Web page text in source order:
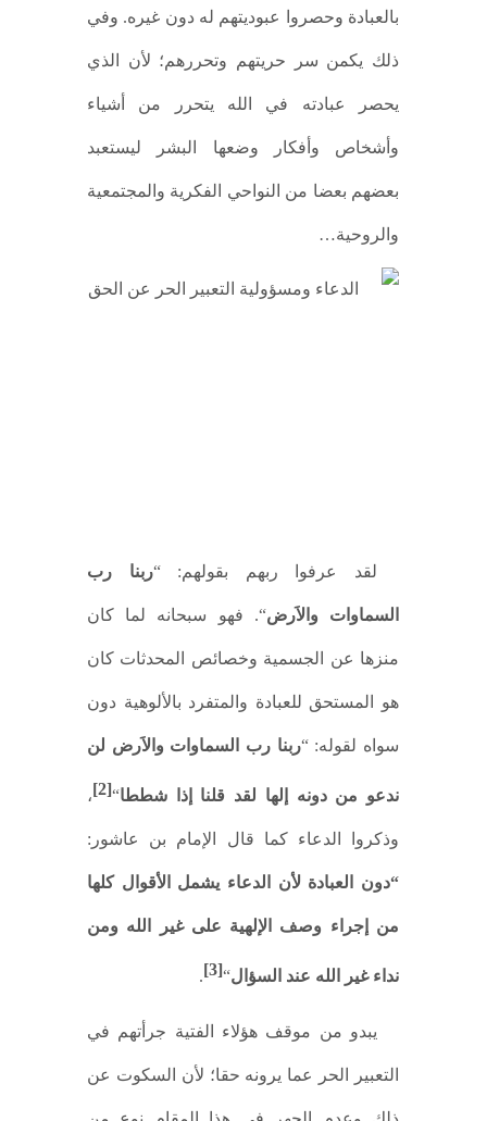
بالعبادة وحصروا عبوديتهم له دون غيره. وفي
ذلك يكمن سر حريتهم وتحررهم؛ لأن الذي
يحصر عبادته في الله يتحرر من أشياء
وأشخاص وأفكار وضعها البشر ليستعبد
بعضهم بعضا من النواحي الفكرية والمجتمعية
والروحية…
لقد عرفوا ربهم بقولهم: “ربنا رب
السماوات والاَرض“. فهو سبحانه لما كان
منزها عن الجسمية وخصائص المحدثات كان
هو المستحق للعبادة والمتفرد بالألوهية دون
سواه لقوله: “ربنا رب السماوات والاَرض لن
ندعو من دونه إلها لقد قلنا إذا شططا“
[2] ،
وذكروا الدعاء كما قال الإمام بن عاشور:
“دون العبادة لأن الدعاء يشمل الأقوال كلها
من إجراء وصف الإلهية على غير الله ومن
نداء غير الله عند السؤال“
[3]
.
يبدو من موقف هؤلاء الفتية جرأتهم في
التعبير الحر عما يرونه حقا؛ لأن السكوت عن